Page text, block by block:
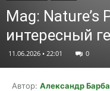
Mag:
интересный
11.06.2026 • 22:01 0
Автор: Александр